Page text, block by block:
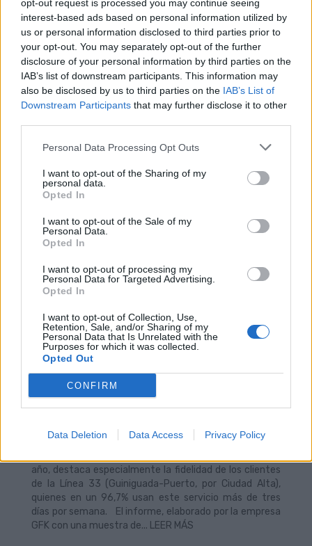
opt-out request is processed you may continue seeing
interest-based ads based on personal information utilized by
us or personal information disclosed to third parties prior to
your opt-out. You may separately opt-out of the further
disclosure of your personal information by third parties on the
IAB’s list of downstream participants. This information may
also be disclosed by us to third parties on the IAB’s List of
Downstream Participants that may further disclose it to other
Personal Data Processing Opt Outs
I want to opt-out of the Sharing of my
personal data.
Opted In
I want to opt-out of the Sale of my
Personal Data.
Opted In
I want to opt-out of processing my
Personal Data for Targeted Advertising.
Opted In
I want to opt-out of Collection, Use,
Retention, Sale, and/or Sharing of my
Personal Data that Is Unrelated with the
Purposes for which it was collected.
Opted Out
CONFIRM
Data Deletion Data Access Privacy Policy
Mejores frecuencias
La incorporación de nuevos conductores propicia que la
Línea 12, que conecta el Cono Sur con el Puerto por la
parte baja de la ciudad, cuente con un vehículo
adicional más por cada uno de los turnos de mañana y
tarde los fines de semana y festivos, lo que redunda en
una mayor frecuencia de salida de las guaguas desde
capital.
De igual manera, desde el pasado 28 de marzo, la Línea
33 (Guiniguada-Puerto) mejora su servicio durante los
cada 13 minutos durante los sábados y 17 minutos en
domingo y festivos.
Guaguas Municipales fideliza al 80%
de los viajeros de las líneas que
conectan con Tamaraceite y Ciudad
Alta
15/04/2015
Un 80% de los viajeros de las líneas de Guaguas
Municipales que conectan con Tamaraceite y Ciudad
municipal para sus desplazamientos por la capital
grancanaria. El estudio de usuarios, realizado por la
año, destaca especialmente la fidelidad de los clientes
de la Línea 33 (Guiniguada-Puerto, por Ciudad Alta),
quienes en un 96,7% usan este servicio más de tres
días por semana. El informe, elaborado por la empresa
GFK con una muestra de... LEER MÁS